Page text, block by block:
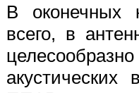
В оконечных
всего, в